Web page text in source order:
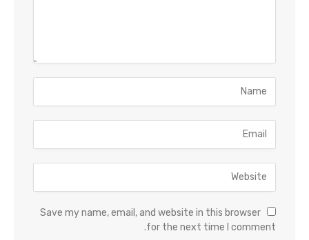
Save my name, email, and website in this browser
for the next time I comment.